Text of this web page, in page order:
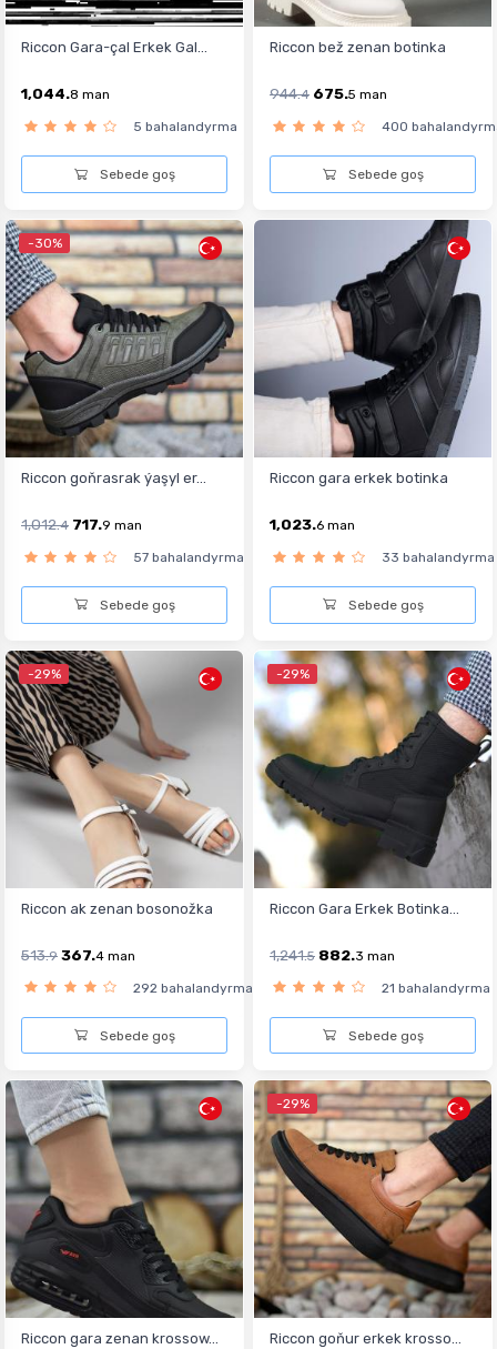
Riccon Gara-çal Erkek Gal...
1,044.8 man
5 bahalandyrma
Sebede goş
Riccon bež zenan botinka
944.4 675.5 man
400
Sebede goş
-30%
Riccon goňrasrak ýaşyl er...
1,012.4 717.9 man
57 bahalandyrma
Sebede goş
Riccon gara erkek botinka
1,023.6 man
33 bahalandyrma
Sebede goş
-29%
Riccon ak zenan bosonožka
513.9 367.4 man
292 bahalandyrma
Sebede goş
-29%
Riccon Gara Erkek Botinka...
1,241.5 882.3 man
21 bahalandyrma
Sebede goş
Riccon gara zenan krossow...
-29%
Riccon goňur erkek krosso...